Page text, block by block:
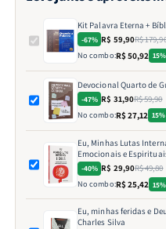
Kit Palavra Eterna +
-67% R$ 59,90R$
No combo:R$ 50,92
Devocional Quarto de
-47% R$ 31,90R$ 59,90
No combo:R$ 27,12
Eu, Minhas Lutas
Emocionais e
-40% R$ 29,90R$ 49,80
No combo:R$ 25,42
Eu, minhas feridas e
Charles Silva